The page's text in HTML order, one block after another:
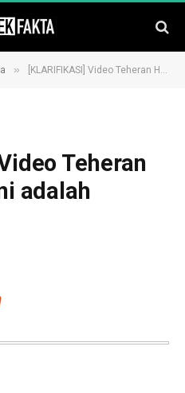
» [KLARIFIKASI] Video Teheran Hancur Lebur Ini adalah Rekayasa AI
Teheran
adalah